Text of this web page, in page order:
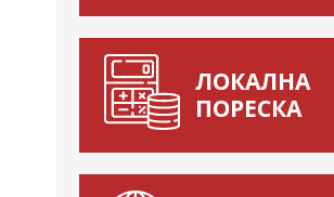
ЛОКАЛНА
ПОРЕСКА